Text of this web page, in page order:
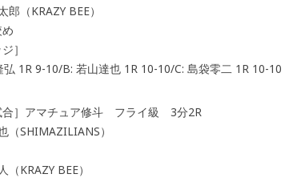
郎（KRAZY BEE）
］
弘 1R 9-10/B: 若山達也 1R 10-10/C: 島袋零二 1R 10-10
合］アマチュア修斗 フライ級 3分2R
（SHIMAZILIANS）
（KRAZY BEE）